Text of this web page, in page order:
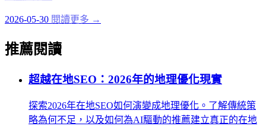
2026-05-30 閱讀更多 →
推薦閱讀
超越在地SEO：2026年的地理優化現實
探索2026年在地SEO如何演變成地理優化。了解傳統策
略為何不足，以及如何為AI驅動的推薦建立真正的在地